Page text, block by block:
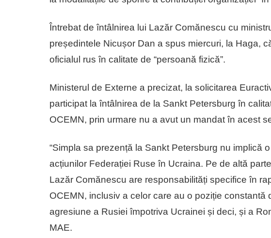
Întrebat de întâlnirea lui Lazăr Comănescu cu
președintele Nicușor Dan a spus miercuri, la Haga,
oficialul rus în calitate de “persoană fizică”.
Ministerul de Externe a precizat, la solicitarea
participat la întâlnirea de la Sankt Petersburg în
OCEMN, prin urmare nu a avut un mandat în acest
“Simpla sa prezență la Sankt Petersburg nu implică
acțiunilor Federației Ruse în Ucraina. Pe de altă
Lazăr Comănescu are responsabilități specifice în
OCEMN, inclusiv a celor care au o poziție constantă
agresiune a Rusiei împotriva Ucrainei și deci, și a
MAE.